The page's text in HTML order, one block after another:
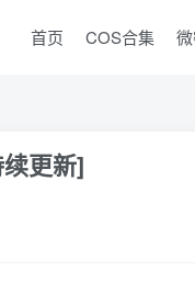
首页 COS合集
更新]